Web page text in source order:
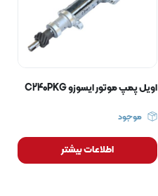
اویل پمپ موتور ایسوزو C240PKG
موجود
اطلاعات بیشتر